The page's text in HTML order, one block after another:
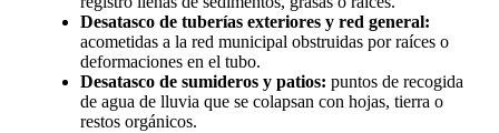
Desatasco de tuberías exteriores y red general:
acometidas a la red municipal obstruidas por raíces o
deformaciones en el tubo.
Desatasco de sumideros y patios: puntos de recogida
de agua de lluvia que se colapsan con hojas, tierra o
restos orgánicos.